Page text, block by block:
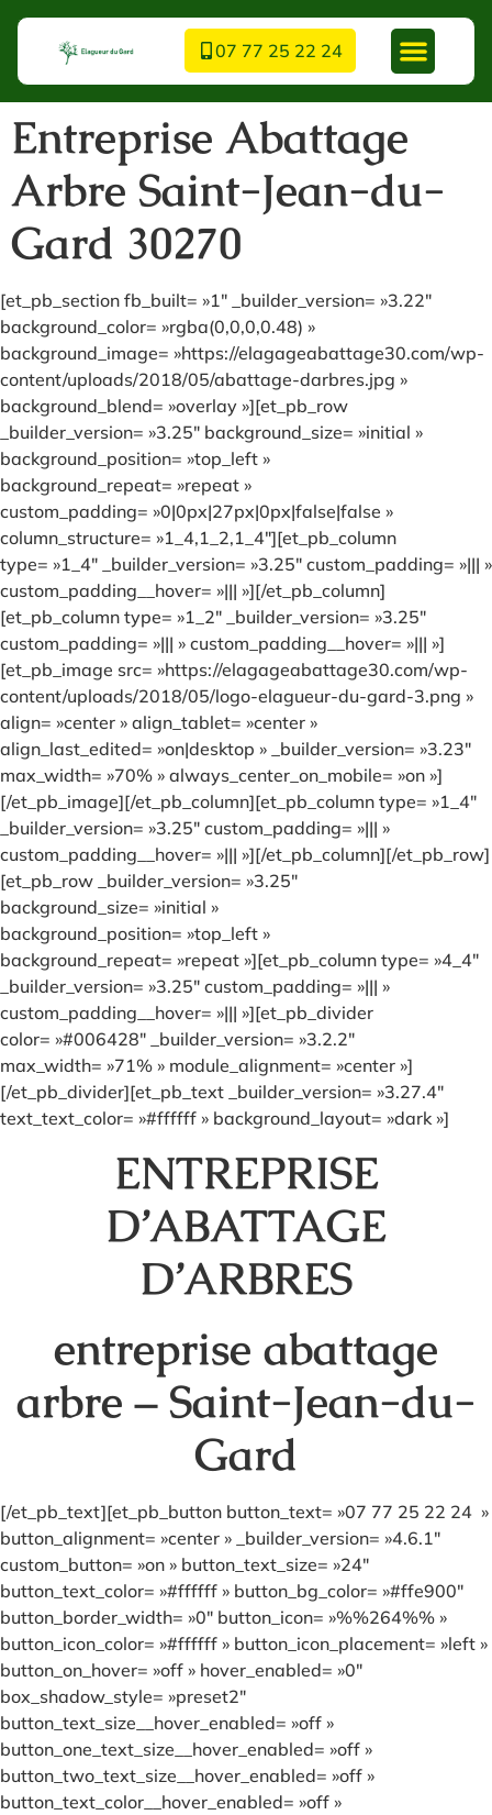
07 77 25 22 24
Entreprise Abattage
Arbre Saint-Jean-du-
Gard 30270
[et_pb_section fb_built= »1″ _builder_version= »3.22″
background_color= »rgba(0,0,0,0.48) »
background_image= »https://elagageabattage30.com/wp-
content/uploads/2018/05/abattage-darbres.jpg »
background_blend= »overlay »][et_pb_row
_builder_version= »3.25″ background_size= »initial »
background_position= »top_left »
background_repeat= »repeat »
custom_padding= »0|0px|27px|0px|false|false »
column_structure= »1_4,1_2,1_4″][et_pb_column
type= »1_4″ _builder_version= »3.25″ custom_padding= »||| »
custom_padding__hover= »||| »][/et_pb_column]
[et_pb_column type= »1_2″ _builder_version= »3.25″
custom_padding= »||| » custom_padding__hover= »||| »]
[et_pb_image src= »https://elagageabattage30.com/wp-
content/uploads/2018/05/logo-elagueur-du-gard-3.png »
align= »center » align_tablet= »center »
align_last_edited= »on|desktop » _builder_version= »3.23″
max_width= »70% » always_center_on_mobile= »on »]
[/et_pb_image][/et_pb_column][et_pb_column type= »1_4″
_builder_version= »3.25″ custom_padding= »||| »
custom_padding__hover= »||| »][/et_pb_column][/et_pb_row]
[et_pb_row _builder_version= »3.25″
background_size= »initial »
background_position= »top_left »
background_repeat= »repeat »][et_pb_column type= »4_4″
_builder_version= »3.25″ custom_padding= »||| »
custom_padding__hover= »||| »][et_pb_divider
color= »#006428″ _builder_version= »3.2.2″
max_width= »71% » module_alignment= »center »]
[/et_pb_divider][et_pb_text _builder_version= »3.27.4″
text_text_color= »#ffffff » background_layout= »dark »]
ENTREPRISE
D’ABATTAGE
D’ARBRES
entreprise abattage
arbre – Saint-Jean-du-
Gard
[/et_pb_text][et_pb_button button_text= »07 77 25 22 24 »
button_alignment= »center » _builder_version= »4.6.1″
custom_button= »on » button_text_size= »24″
button_text_color= »#ffffff » button_bg_color= »#ffe900″
button_border_width= »0″ button_icon= »%%264%% »
button_icon_color= »#ffffff » button_icon_placement= »left »
button_on_hover= »off » hover_enabled= »0″
box_shadow_style= »preset2″
button_text_size__hover_enabled= »off »
button_one_text_size__hover_enabled= »off »
button_two_text_size__hover_enabled= »off »
button_text_color__hover_enabled= »off »